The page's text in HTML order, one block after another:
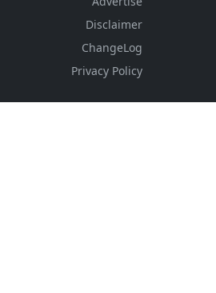
Disclaimer
ChangeLog
Privacy Policy